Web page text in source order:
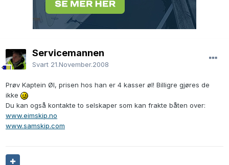
Servicemannen
Svart 21.November.2008
Prøv Kaptein Øl, prisen hos han er 4 kasser øl! Billigre gjøres de
ikke
Du kan også kontakte to selskaper som kan frakte båten over:
www.eimskip.no
www.samskip.com